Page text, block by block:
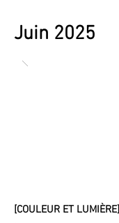
Juin 2025
[COULEUR ET LUMIÈRE]